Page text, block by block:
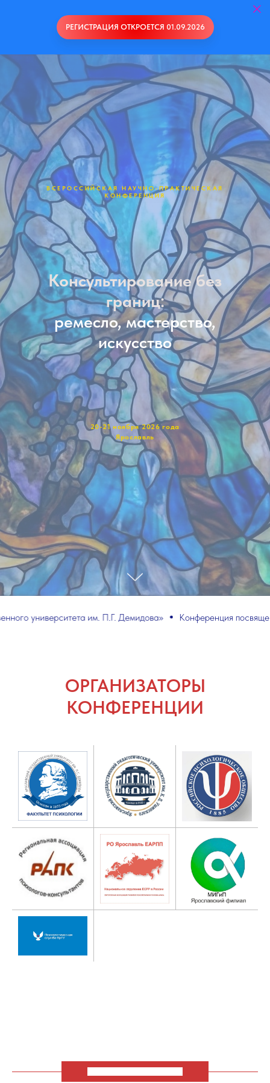
РЕГИСТРАЦИЯ ОТКРОЕТСЯ 01.09.2026
ВСЕРОССИЙСКАЯ НАУЧНО-ПРАКТИЧЕСКАЯ
КОНФЕРЕНЦИЯ
Консультирование без
границ:
ремесло, мастерство,
искусство
20-21 ноября 2026 года
Ярославль
П.Г. Демидова» Конференция посвящена 20-летию кафедры
ОРГАНИЗАТОРЫ
КОНФЕРЕНЦИИ